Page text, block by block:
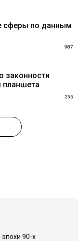
сферы по данным
987
законности
планшета
255
90-х